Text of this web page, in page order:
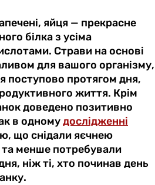
яйця — прекрасне
білка з усіма
Страви на основі
для вашого організму,
поступово протягом дня,
життя. Крім
доведено позитивно
в одномудослідженні
що снідали яєчнею
та менше потребували
ніж ті, хто починав день